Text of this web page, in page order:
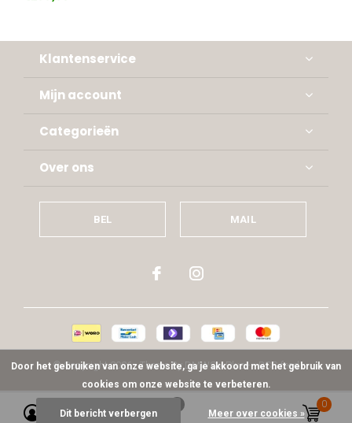
Klantenservice
Mijn account
Categorieën
Over ons
BEL MAIL
© Copyright2026- Theme ByDMWSxPlus+ -RSS-feed
0
Door het gebruiken van onze website, ga je akkoord met het gebruik van
cookies om onze website te verbeteren.
Dit bericht verbergen Meer over cookies »